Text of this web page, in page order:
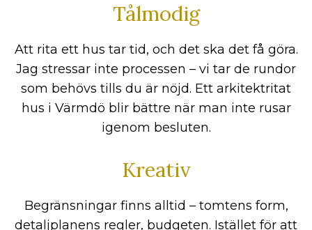
Tålmodig
Att rita ett hus tar tid, och det ska det få göra.
Jag stressar inte processen – vi tar de rundor
som behövs tills du är nöjd. Ett arkitektritat
hus i Värmdö blir bättre när man inte rusar
igenom besluten.
Kreativ
Begränsningar finns alltid – tomtens form,
detaljplanens regler, budgeten. Istället för att